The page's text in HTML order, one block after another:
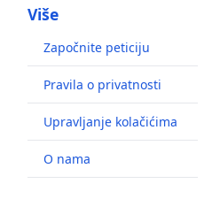
Više
Započnite peticiju
Pravila o privatnosti
Upravljanje kolačićima
O nama